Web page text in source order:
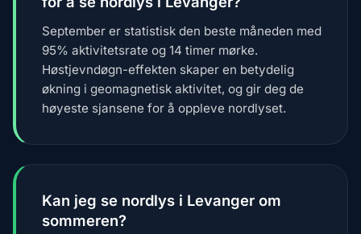
September er statistisk den beste måneden med
95% aktivitetsrate og 14 timer mørke.
Høstjevndøgn-effekten skaper en betydelig
økning i geomagnetisk aktivitet, og gir deg de
høyeste sjansene for å oppleve nordlyset.
Kan jeg se nordlys i Levanger om
sommeren?